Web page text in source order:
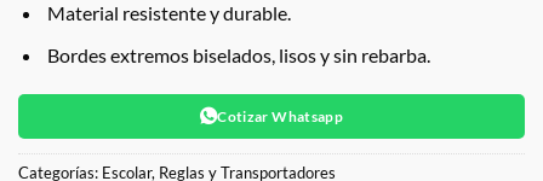
Material resistente y durable.
Bordes extremos biselados, lisos y sin rebarba.
Cotizar Whatsapp
Categorías: Escolar, Reglas y Transportadores